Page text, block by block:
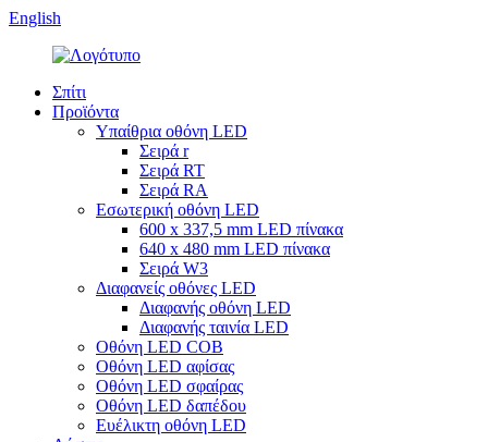
English
Σπίτι
Προϊόντα
Υπαίθρια οθόνη LED
Σειρά r
Σειρά RT
Σειρά RA
Εσωτερική οθόνη LED
600 x 337,5 mm LED πίνακα
640 x 480 mm LED πίνακα
Σειρά W3
Διαφανείς οθόνες LED
Διαφανής οθόνη LED
Διαφανής ταινία LED
Οθόνη LED COB
Οθόνη LED αφίσας
Οθόνη LED σφαίρας
Οθόνη LED δαπέδου
Ευέλικτη οθόνη LED